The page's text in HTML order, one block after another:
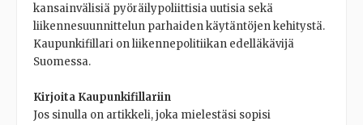
kansainvälisiä pyöräilypoliittisia uutisia sekä
liikennesuunnittelun parhaiden käytäntöjen kehitystä.
Kaupunkifillari on liikennepolitiikan edelläkävijä
Suomessa.
Kirjoita Kaupunkifillariin
Jos sinulla on artikkeli, joka mielestäsi sopisi